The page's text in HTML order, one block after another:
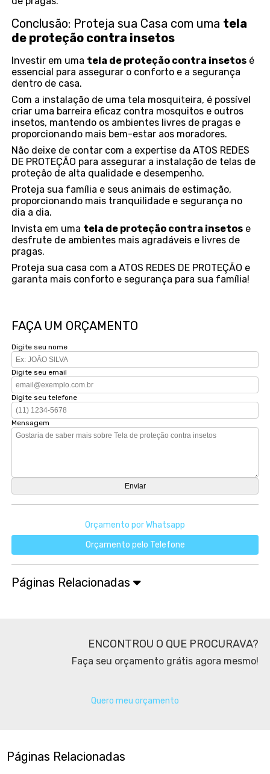
Conclusão: Proteja sua Casa com uma tela
de proteção contra insetos
Investir em uma tela de proteção contra insetos é
essencial para assegurar o conforto e a segurança
dentro de casa.
Com a instalação de uma tela mosquiteira, é possível
criar uma barreira eficaz contra mosquitos e outros
insetos, mantendo os ambientes livres de pragas e
proporcionando mais bem-estar aos moradores.
Não deixe de contar com a expertise da ATOS REDES
DE PROTEÇÃO para assegurar a instalação de telas de
proteção de alta qualidade e desempenho.
Proteja sua família e seus animais de estimação,
proporcionando mais tranquilidade e segurança no
dia a dia.
Invista em uma tela de proteção contra insetos e
desfrute de ambientes mais agradáveis e livres de
pragas.
Proteja sua casa com a ATOS REDES DE PROTEÇÃO e
garanta mais conforto e segurança para sua família!
FAÇA UM ORÇAMENTO
Digite seu nome
Digite seu email
Digite seu telefone
Mensagem
Orçamento por Whatsapp
Orçamento pelo Telefone
Páginas Relacionadas
ENCONTROU O QUE PROCURAVA?
Faça seu orçamento grátis agora mesmo!
Quero meu orçamento
Páginas Relacionadas